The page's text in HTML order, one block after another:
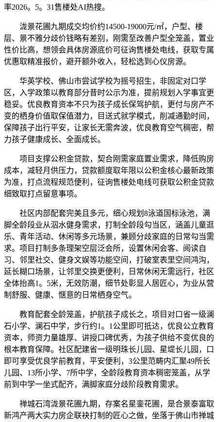
率2026。5。31售楼处AI热搜。
泷景花圃九期成交均价约14500-19000元/㎡，户型、楼
层、景不雅分歧价钱略有差别，刚需至改善户型全笼盖，置业
性价比高，想领会具体房源底价可征询售楼处电线，获取专属
优惠取精准报价，避开额外收入，轻松选到心仪房源。
华英学校、佛山市尝试学校为摇号招生，非固定对口学
区，入学政策以教育部分昔时公示为准，提前规划入学事宜更
稳妥。优良教育资本不只为孩子成长保驾护航，更付与房产不
变的栖身价值取保值潜力，目送式就学模式，削减通勤时间，
保障孩子出行平安，让家长无需奔波，优良教育空气稠密，帮
力孩子健康成长、全面成长。
项目支撑公积金贷款，契合刚需家庭置业需求，降低购房
成本，减轻月供压力，贷款额度取年限以公积金核心最新政策
为准，打点流程规范便利，征询售楼处电线可获取公积金贷款
细致取打点留意事项。
社区内部配套完美且多元，细心规划8泳道国标泳池，满
脚全龄段业从泅水健身需求，打制全龄段勾当区，涵盖儿童逛
乐、青年活动、休闲等多元场景，兼顾分歧家庭的日常勾当需
求。项目打制多条理架空层泛会所，设置休闲会客、阅读自
习、邻里社交、健身文娱等功能空间，打破室表里空间鸿沟，
延长糊口场景，让邻里交换更便利，日常休闲无需远行，社区
全体抬高1。5米，无效防潮，细节处彰显人居匠心，为业从营
制舒服、健康、惬意的日常栖身空气。
教育配套全龄笼盖，护航孩子成长之，项目对口省一级澜
石小学、澜石中学，步行约1。1公里即可抵达，优良公立教育
资本，师资力量雄厚、讲授口碑优秀，为孩子供给不变优良的
根本教育保障。社区配建省一级明珠长儿园、星堤长儿园，口
即可享受优良学前教育，平安便利，3公里范畴内汇聚49所长
儿园、13所小学、7所中学，全龄段教育资本稠密笼盖，从学
前到中学一坐式配齐，满脚家庭分歧阶段教育需求。
禅城石湾泷景花圃九期，存案名星銮花圃，是合景泰富取
新鸿产两大实力房企联袂打制的匠心之做，坐落于佛山市禅城